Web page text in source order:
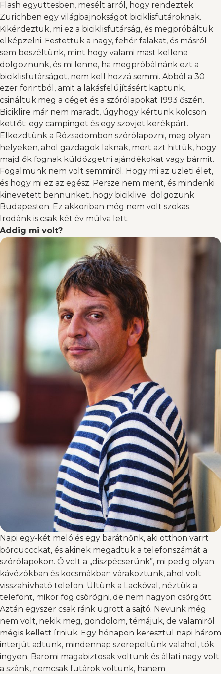
Flash együttesben, mesélt arról, hogy rendeztek
Zürichben egy világbajnokságot biciklisfutároknak.
Kikérdeztük, mi ez a biciklisfutárság, és megpróbáltuk
elképzelni. Festettük a nagy, fehér falakat, és másról
sem beszéltünk, mint hogy valami mást kellene
dolgoznunk, és mi lenne, ha megpróbálnánk ezt a
biciklisfutárságot, nem kell hozzá semmi. Abból a 30
ezer forintból, amit a lakásfelújításért kaptunk,
csináltuk meg a céget és a szórólapokat 1993 őszén.
Biciklire már nem maradt, úgyhogy kértünk kölcsön
kettőt: egy campinget és egy szovjet kerékpárt.
Elkezdtünk a Rózsadombon szórólapozni, meg olyan
helyeken, ahol gazdagok laknak, mert azt hittük, hogy
majd ők fognak küldözgetni ajándékokat vagy bármit.
Fogalmunk nem volt semmiről. Hogy mi az üzleti élet,
és hogy mi ez az egész. Persze nem ment, és mindenki
kinevetett bennünket, hogy biciklivel dolgozunk
Budapesten. Ez akkoriban még nem volt szokás.
Irodánk is csak két év múlva lett.
Addig mi volt?
Napi egy-két meló és egy barátnőnk, aki otthon varrt
bőrcuccokat, és akinek megadtuk a telefonszámát a
szórólapokon. Ő volt a „diszpécserünk”, mi pedig olyan
kávézókban és kocsmákban várakoztunk, ahol volt
visszahívható telefon. Ültünk a Lackóval, néztük a
telefont, mikor fog csörögni, de nem nagyon csörgött.
Aztán egyszer csak ránk ugrott a sajtó. Nevünk még
nem volt, nekik meg, gondolom, témájuk, de valamiről
mégis kellett írniuk. Egy hónapon keresztül napi három
interjút adtunk, mindennap szerepeltünk valahol, tök
ingyen. Baromi magabiztosak voltunk és állati nagy volt
a szánk, nemcsak futárok voltunk, hanem